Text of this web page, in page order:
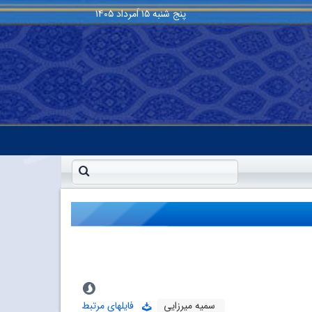
پنج شنبه۱۵ اَمرداد ۱۴۰۵
سمیه میرزایی فایلهای مرتبط